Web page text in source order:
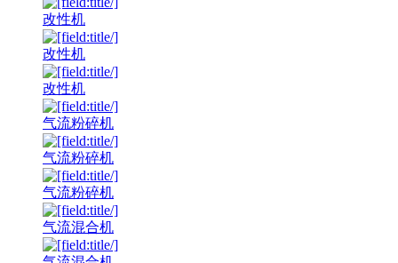
改性机
改性机
改性机
气流粉碎机
气流粉碎机
气流粉碎机
气流混合机